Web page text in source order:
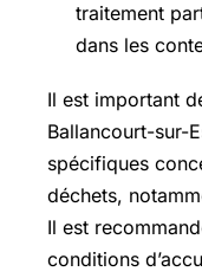
traitement
dans les
Il est important
Ballancourt-sur-
spécifiques
déchets,
Il est
conditions